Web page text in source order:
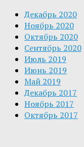
Декабрь 2020
Ноябрь 2020
Октябрь 2020
Сентябрь 2020
Июль 2019
Июнь 2019
Май 2019
Декабрь 2017
Ноябрь 2017
Октябрь 2017